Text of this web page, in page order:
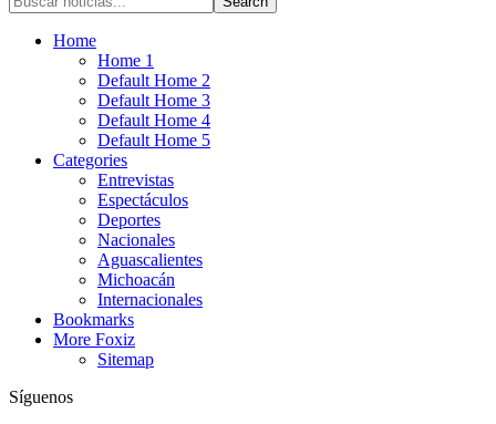
Home
Home 1
Default Home 2
Default Home 3
Default Home 4
Default Home 5
Categories
Entrevistas
Espectáculos
Deportes
Nacionales
Aguascalientes
Michoacán
Internacionales
Bookmarks
More Foxiz
Sitemap
Síguenos